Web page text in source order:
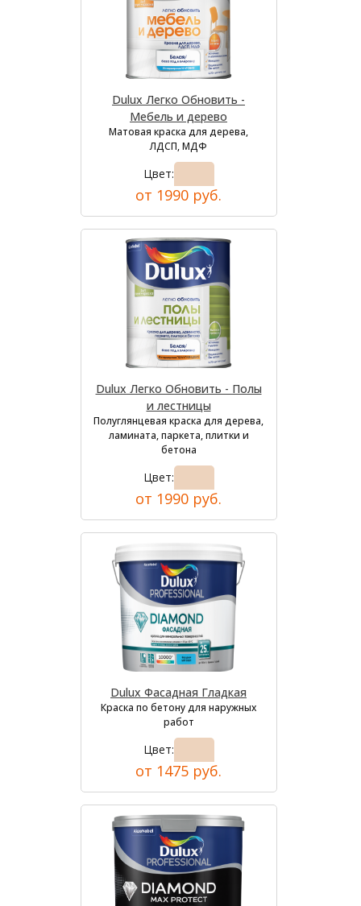
Dulux Легко Обновить -
Мебель и дерево
Матовая краска для дерева,
ЛДСП, МДФ
Цвет:
от 1990 руб.
Dulux Легко Обновить - Полы
и лестницы
Полуглянцевая краска для дерева,
ламината, паркета, плитки и
бетона
Цвет:
от 1990 руб.
Dulux Фасадная Гладкая
Краска по бетону для наружных
работ
Цвет:
от 1475 руб.